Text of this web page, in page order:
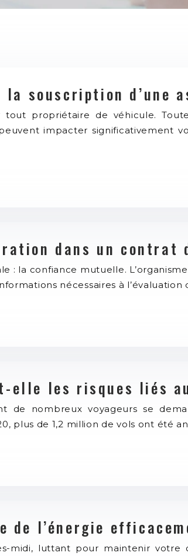
souscription d’une
propriétaire de véhicule.
impacter significativement
dans un contrat
la confiance mutuelle.
nécessaires à
elle les risques liés
de nombreux voyageurs se
plus de 1,2 million de vols ont été
de l’énergie
midi, luttant pour maintenir